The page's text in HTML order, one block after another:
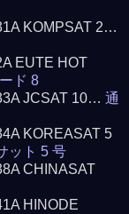
KOMPSAT 2…
EUTE HOT
ド 8
JCSAT 10…通
KOREASAT 5
ット 5 号
CHINASAT
HINODE